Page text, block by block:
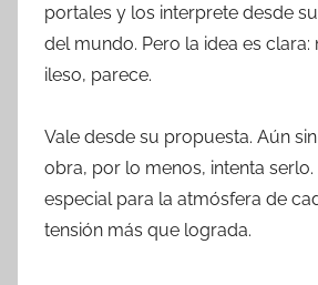
portales y los interprete desde
del mundo. Pero la idea es clara:
ileso, parece.
Vale desde su propuesta. Aún
obra, por lo menos, intenta
especial para la atmósfera de
tensión más que lograda.